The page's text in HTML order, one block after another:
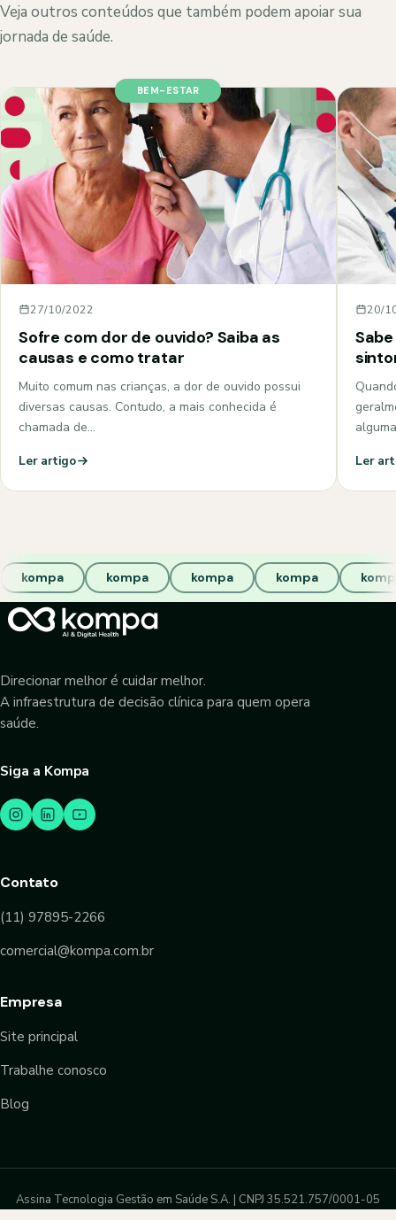
Veja outros conteúdos que também podem apoiar sua
jornada de saúde.
BEM-ESTAR
27/10/2022
Sofre com dor de ouvido? Saiba as
causas e como tratar
Muito comum nas crianças, a dor de ouvido possui
diversas causas. Contudo, a mais conhecida é
chamada de…
Ler artigo
20/
Ler
kompa kompa kompa kompa
Direcionar melhor é cuidar melhor.
A infraestrutura de decisão clínica para quem opera
saúde.
Siga a Kompa
Contato
(11) 97895-2266
comercial@kompa.com.br
Empresa
Site principal
Trabalhe conosco
Blog
Assina Tecnologia Gestão em Saúde S.A. | CNPJ 35.521.757/0001-05